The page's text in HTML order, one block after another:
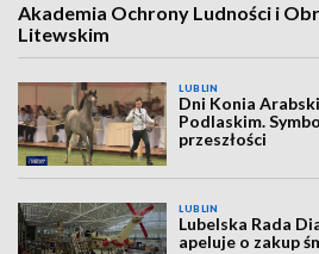
Akademia Ochrony Ludności i
Litewskim
LUBLIN
Dni Konia
Podlaskim.
przeszłości
LUBLIN
Lubelska Rada
apeluje o zakup